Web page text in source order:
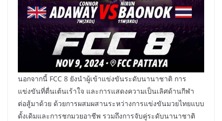
นอกจากนี้ FCC 8 ยังนำผู้เข้าแข่งขันระดับนานาชาติ การ
แข่งขันที่ตื่นเต้นเร้าใจ และการแสดงความเป็นเลิศด้านกีฬา
ต่อสู้มาด้วย ด้วยการผสมผสานระหว่างการแข่งขันมวยไทยแบบ
ดั้งเดิมและการชกมวยอาชีพ รวมถึงการจับคู่ระดับนานาชาติ